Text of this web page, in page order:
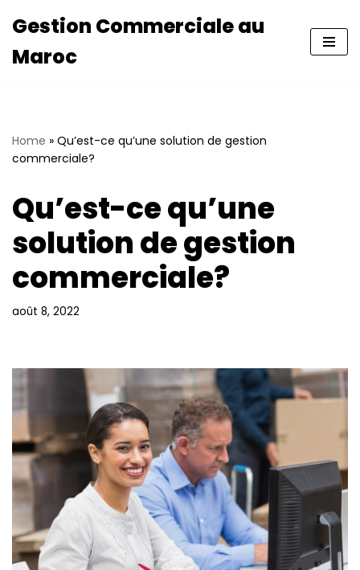
au
Gestion Commerciale au
Maroc
Home » Qu’est-ce qu’une solution de gestion
commerciale?
Qu’est-ce qu’une
solution de gestion
commerciale?
août 8, 2022